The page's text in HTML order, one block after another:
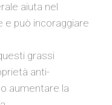
aiuta nel
e può incoraggiare
grassi
anti-
aumentare la